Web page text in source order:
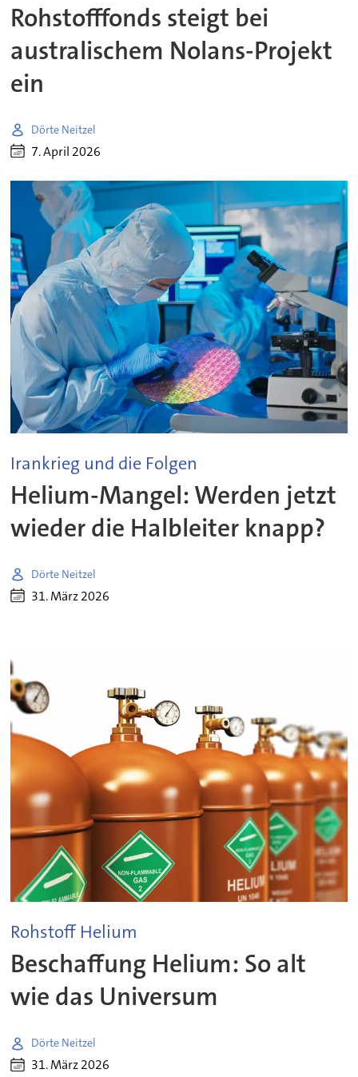
Rohstofffonds steigt bei
australischem Nolans-Projekt
ein
Dörte Neitzel
7. April 2026
Irankrieg und die Folgen
Helium-Mangel: Werden jetzt
wieder die Halbleiter knapp?
Dörte Neitzel
31. März 2026
Rohstoff Helium
Beschaffung Helium: So alt
wie das Universum
Dörte Neitzel
31. März 2026